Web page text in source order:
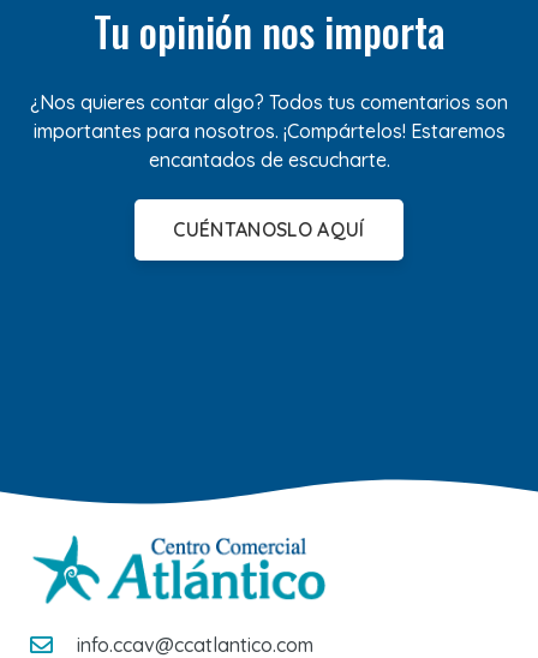
Tu opinión nos importa
¿Nos quieres contar algo? Todos tus comentarios son
importantes para nosotros. ¡Compártelos! Estaremos
encantados de escucharte.
CUÉNTANOSLO AQUÍ
info.ccav@ccatlantico.com